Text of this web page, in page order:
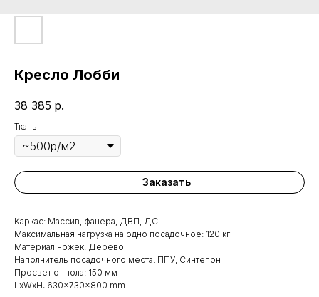
Кресло Лобби
38 385 р.
Ткань
Заказать
Каркас: Массив, фанера, ДВП, ДС
Максимальная нагрузка на одно посадочное: 120 кг
Материал ножек: Дерево
Наполнитель посадочного места: ППУ, Синтепон
Просвет от пола: 150 мм
LxWxH: 630x730x800 mm